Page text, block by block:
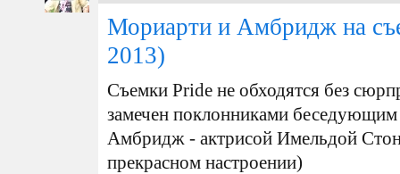
Мориарти и Амбридж на
2013)
Съемки Pride не обходятся без
замечен поклонниками
Амбридж - актрисой Имельдой
прекрасном настроении)